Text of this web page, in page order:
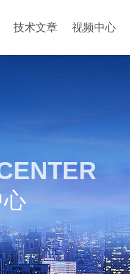
技术文章 视频中心